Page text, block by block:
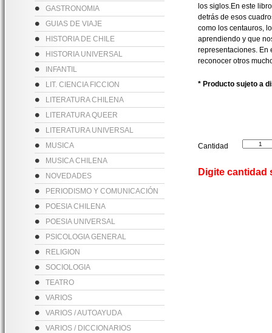
GASTRONOMIA
GUIAS DE VIAJE
HISTORIA DE CHILE
HISTORIA UNIVERSAL
INFANTIL
LIT. CIENCIA FICCION
LITERATURA CHILENA
LITERATURA QUEER
LITERATURA UNIVERSAL
MUSICA
MUSICA CHILENA
NOVEDADES
PERIODISMO Y COMUNICACIÓN
POESIA CHILENA
POESIA UNIVERSAL
PSICOLOGIA GENERAL
RELIGION
SOCIOLOGIA
TEATRO
VARIOS
VARIOS / AUTOAYUDA
VARIOS / DICCIONARIOS
los siglos.En este
detrás de esos
como los centauros,
aprendiendo y que
representaciones. En
reconocer otros
* Producto sujeto a
Cantidad
Digite